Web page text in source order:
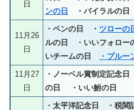
日
ンの日
・バイラルの日
11月26
日
・ペンの日 ・ ツローの
ルの日 ・いいフォロ
いチームの日
・プルー
11月27
日
・ノーベル賞制定記念
の日 ・いい鮒の日
・太平洋記念日 ・税